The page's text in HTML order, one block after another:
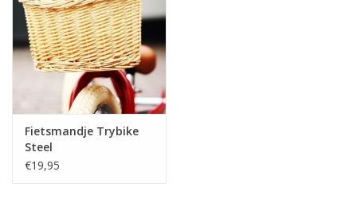
Fietsmandje Trybike
Steel
€19,95